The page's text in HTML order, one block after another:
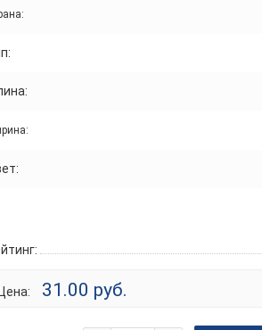
Цена: 31.00 руб.